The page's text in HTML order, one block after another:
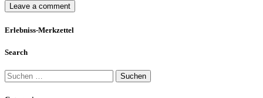
Erlebniss-Merkzettel
Search
Suchen
nach: